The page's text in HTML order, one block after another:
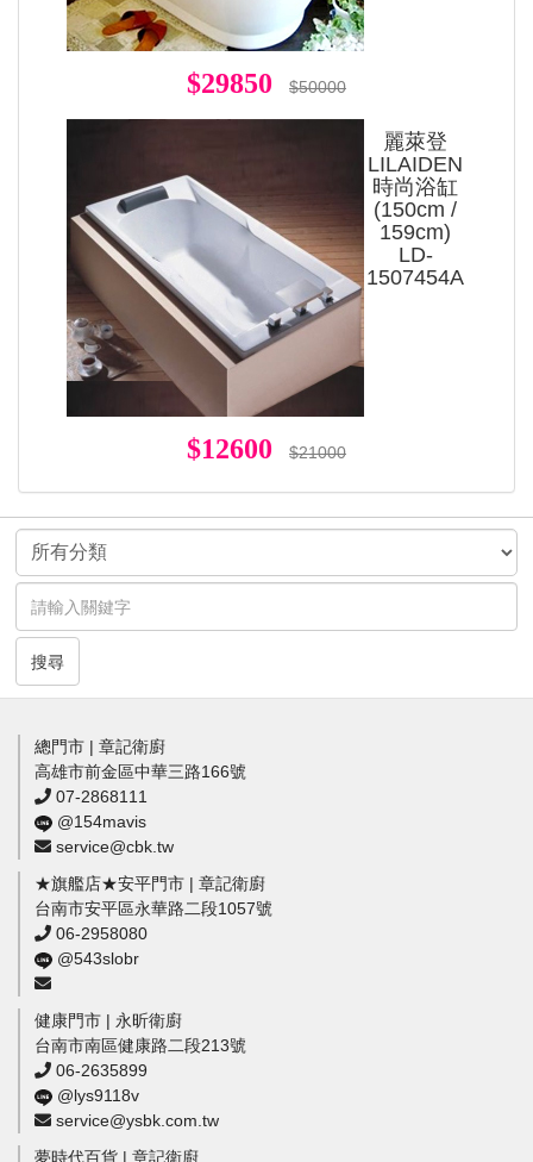
$29850 $50000
麗萊登
LILAIDEN
時尚浴缸
(150cm /
159cm)
LD-
1507454A
$12600 $21000
搜尋
總門市 | 章記衛廚
高雄市前金區中華三路166號
07-2868111
@154mavis
service@cbk.tw
★旗艦店★安平門市 | 章記衛廚
台南市安平區永華路二段1057號
06-2958080
@543slobr
健康門市 | 永昕衛廚
台南市南區健康路二段213號
06-2635899
@lys9118v
service@ysbk.com.tw
夢時代百貨 | 章記衛廚